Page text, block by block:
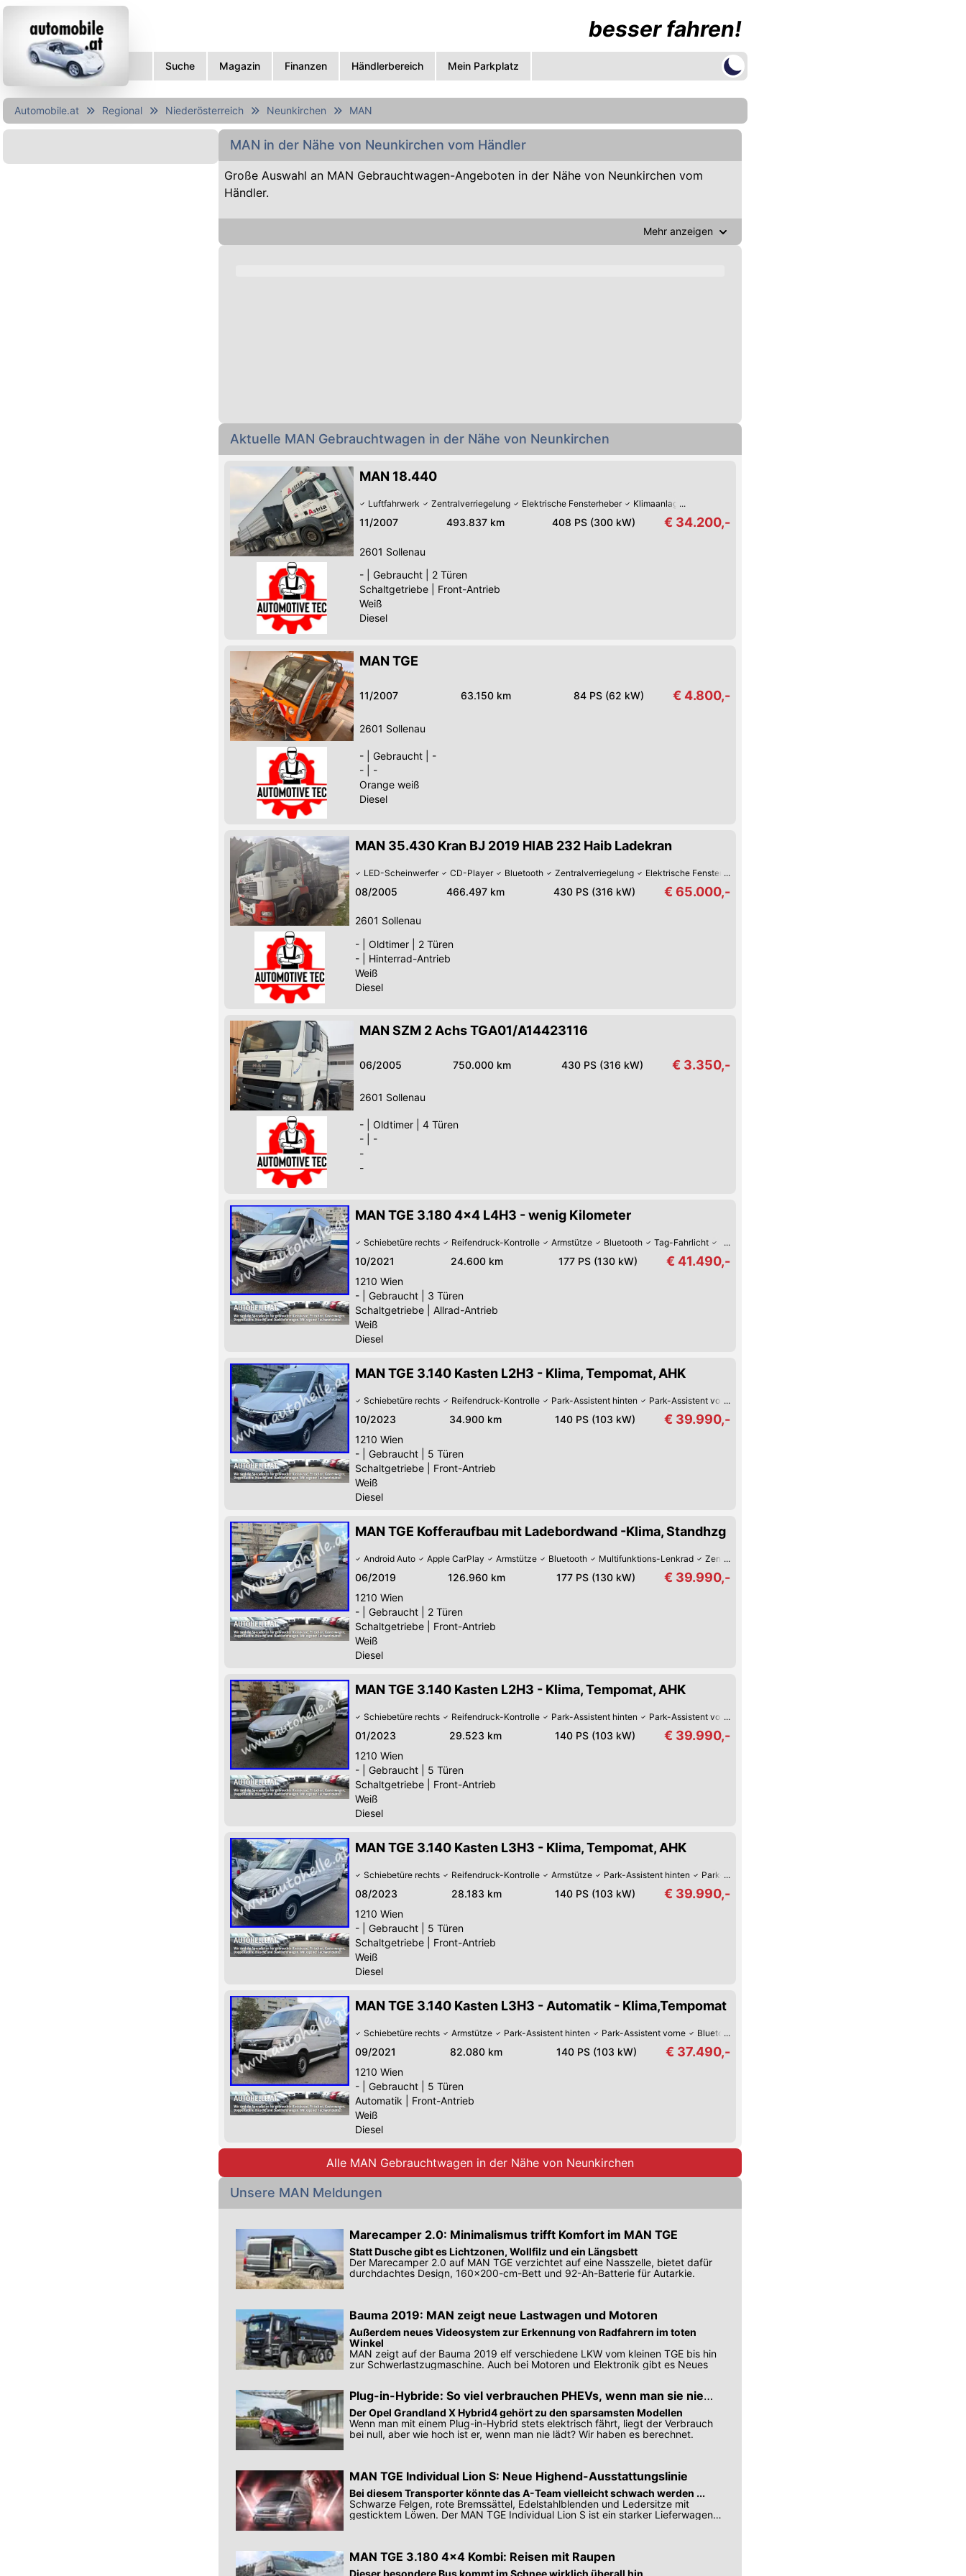
besser fahren!
Suche Magazin Finanzen Händlerbereich Mein Parkplatz
Automobile.at Regional Niederösterreich Neunkirchen MAN
MAN in der Nähe von Neunkirchen vom Händler
Große Auswahl an MAN Gebrauchtwagen-Angeboten in der Nähe von Neunkirchen vom
Händler.
Mehr anzeigen
Aktuelle MAN Gebrauchtwagen in der Nähe von Neunkirchen
MAN 18.440
Luftfahrwerk Zentralverriegelung Elektrische Fensterheber Klimaanlage
11/2007 493.837 km 408 PS (300 kW) € 34.200,-
2601 Sollenau
-
Gebraucht
2 Türen
Schaltgetriebe
Front-Antrieb
Weiß
Diesel
MAN TGE
11/2007 63.150 km 84 PS (62 kW) € 4.800,-
2601 Sollenau
- Gebraucht
-
-
-
Orange weiß
Diesel
MAN 35.430 Kran BJ 2019 HIAB 232 Haib Ladekran
LED-Scheinwerfer CD-Player Bluetooth Zentralverriegelung Elektrische Fensterheber
08/2005 466.497 km 430 PS (316 kW) € 65.000,-
2601 Sollenau
-
Oldtimer
2 Türen
-
Hinterrad-Antrieb
Weiß
Diesel
MAN SZM 2 Achs TGA01/A14423116
06/2005 750.000 km 430 PS (316 kW) € 3.350,-
2601 Sollenau
- Oldtimer
4 Türen
-
-
-
-
MAN TGE 3.180 4x4 L4H3 - wenig Kilometer
Schiebetüre rechts Reifendruck-Kontrolle Armstütze Bluetooth Tag-Fahrlicht Multifunktions-Lenkrad
10/2021 24.600 km 177 PS (130 kW) € 41.490,-
1210 Wien
-
Gebraucht
3 Türen
Schaltgetriebe
Allrad-Antrieb
Weiß
Diesel
MAN TGE 3.140 Kasten L2H3 - Klima, Tempomat, AHK
Schiebetüre rechts Reifendruck-Kontrolle Park-Assistent hinten Park-Assistent vorne
10/2023 34.900 km 140 PS (103 kW) € 39.990,-
1210 Wien
-
Gebraucht
5 Türen
Schaltgetriebe
Front-Antrieb
Weiß
Diesel
MAN TGE Kofferaufbau mit Ladebordwand -Klima, Standhzg
Android Auto Apple CarPlay Armstütze Bluetooth Multifunktions-Lenkrad Zentralverriegelung mit Fernbedienung
06/2019 126.960 km 177 PS (130 kW) € 39.990,-
1210 Wien
-
Gebraucht
2 Türen
Schaltgetriebe
Front-Antrieb
Weiß
Diesel
MAN TGE 3.140 Kasten L2H3 - Klima, Tempomat, AHK
Schiebetüre rechts Reifendruck-Kontrolle Park-Assistent hinten Park-Assistent vorne
01/2023 29.523 km 140 PS (103 kW) € 39.990,-
1210 Wien
-
Gebraucht
5 Türen
Schaltgetriebe
Front-Antrieb
Weiß
Diesel
MAN TGE 3.140 Kasten L3H3 - Klima, Tempomat, AHK
Schiebetüre rechts Reifendruck-Kontrolle Armstütze Park-Assistent hinten Park-Assistent vorne
08/2023 28.183 km 140 PS (103 kW) € 39.990,-
1210 Wien
-
Gebraucht
5 Türen
Schaltgetriebe
Front-Antrieb
Weiß
Diesel
MAN TGE 3.140 Kasten L3H3 - Automatik - Klima,Tempomat
Schiebetüre rechts Armstütze Park-Assistent hinten Park-Assistent vorne Bluetooth
09/2021 82.080 km 140 PS (103 kW) € 37.490,-
1210 Wien
-
Gebraucht
5 Türen
Automatik
Front-Antrieb
Weiß
Diesel
Alle MAN Gebrauchtwagen in der Nähe von Neunkirchen
Unsere MAN Meldungen
Marecamper 2.0: Minimalismus trifft Komfort im MAN TGE
Statt Dusche gibt es Lichtzonen, Wollfilz und ein Längsbett
Der Marecamper 2.0 auf MAN TGE verzichtet auf eine Nasszelle, bietet dafür
durchdachtes Design, 160×200-cm-Bett und 92-Ah-Batterie für Autarkie.
Bauma 2019: MAN zeigt neue Lastwagen und Motoren
Außerdem neues Videosystem zur Erkennung von Radfahrern im toten
Winkel
MAN zeigt auf der Bauma 2019 elf verschiedene LKW vom kleinen TGE bis hin
zur Schwerlastzugmaschine. Auch bei Motoren und Elektronik gibt es Neues
Plug-in-Hybride: So viel verbrauchen PHEVs, wenn man sie nie
auflädt
Der Opel Grandland X Hybrid4 gehört zu den sparsamsten Modellen
Wenn man mit einem Plug-in-Hybrid stets elektrisch fährt, liegt der Verbrauch
bei null, aber wie hoch ist er, wenn man nie lädt? Wir haben es berechnet.
MAN TGE Individual Lion S: Neue Highend-Ausstattungslinie
Bei diesem Transporter könnte das A-Team vielleicht schwach werden ...
Schwarze Felgen, rote Bremssättel, Edelstahlblenden und Ledersitze mit
gesticktem Löwen. Der MAN TGE Individual Lion S ist ein starker Lieferwagen-
MAN TGE 3.180 4x4 Kombi: Reisen mit Raupen
Dieser besondere Bus kommt im Schnee wirklich überall hin